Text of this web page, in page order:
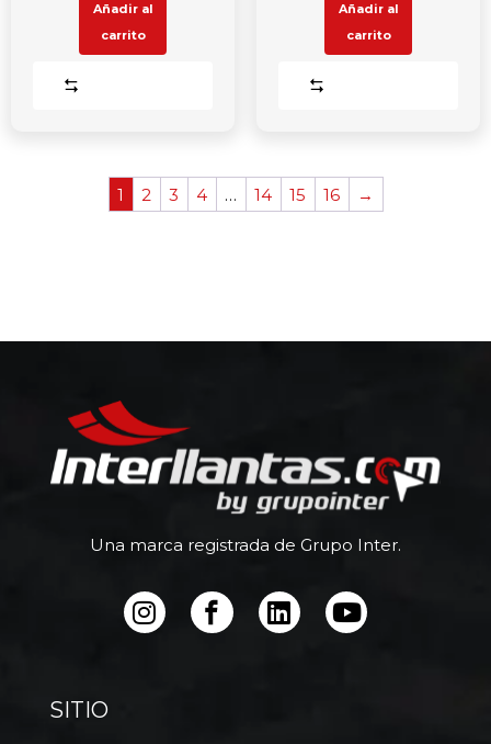
Añadir al
carrito
Añadir al
carrito
1 2 3 4 … 14 15 16 →
Una marca registrada de Grupo Inter.
SITIO